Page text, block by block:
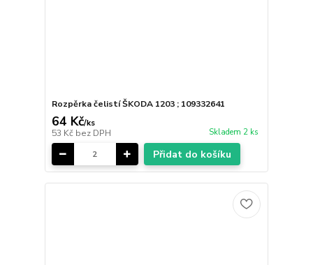
Rozpěrka čelistí ŠKODA 1203 ; 109332641
64 Kč/ks
53 Kč bez DPH Skladem 2 ks
Přidat do košíku